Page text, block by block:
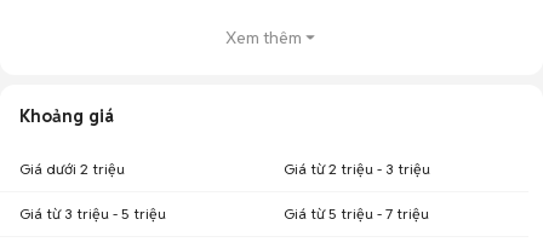
Xem thêm
Khoảng giá
Giá dưới 2 triệu Giá từ 2 triệu - 3 triệu
Giá từ 3 triệu - 5 triệu Giá từ 5 triệu - 7 triệu